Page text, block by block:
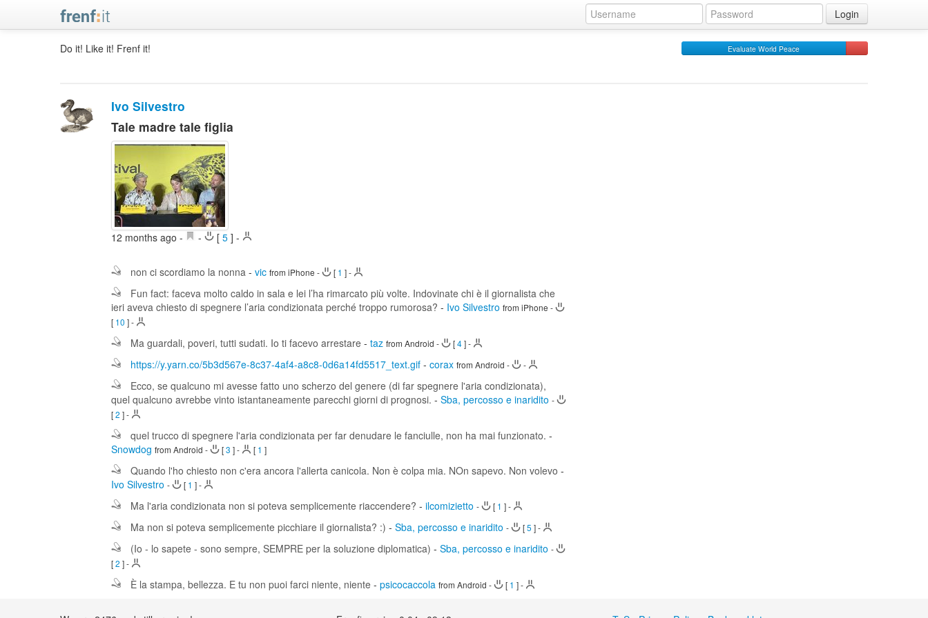
Login
Do it! Like it! Frenf it! Evaluate World Peace
Ivo Silvestro
Tale madre tale figlia
12 months ago- - [5 ] -
non ci scordiamo la nonna-vic from iPhone - [ 1 ]-
Fun fact: faceva molto caldo in sala e lei l’ha rimarcato più volte. Indovinate chi è il giornalista che
ieri aveva chiesto di spegnere l’aria condizionata perché troppo rumorosa? - Ivo Silvestro from iPhone -
[ 10 ]-
Ma guardali, poveri, tutti sudati. Io ti facevo arrestare -taz from Android - [4]-
https://y.yarn.co/5b3d567e-8c37-4af4-a8c8-0d6a14fd5517_text.gif -corax from Android - -
Ecco, se qualcuno mi avesse fatto uno scherzo del genere (di far spegnere l'aria condizionata),
quel qualcuno avrebbe vinto istantaneamente parecchi giorni di prognosi. -Sba, percosso e inaridito -
[2 ]-
quel trucco di spegnere l'aria condizionata per far denudare le fanciulle, non ha mai funzionato.-
Snowdog from Android - [3 ]- [ 1 ]
Quando l'ho chiesto non c'era ancora l'allerta canicola. Non è colpa mia. NOn sapevo. Non volevo -
Ivo Silvestro - [ 1 ]-
Ma l'aria condizionata non si poteva semplicemente riaccendere? -ilcomizietto - [ 1 ]-
Ma non si poteva semplicemente picchiare il giornalista? :) -Sba, percosso e inaridito - [5 ]-
(Io - lo sapete - sono sempre, SEMPRE per la soluzione diplomatica) -Sba, percosso e inaridito -
[2 ]-
È la stampa, bellezza. E tu non puoi farci niente, niente-psicocaccola from Android - [ 1 ]-